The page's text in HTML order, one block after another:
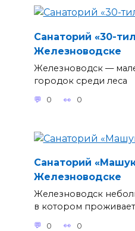
Санаторий «30-
Железноводске
Железноводск —
городок среди леса
0 0
Санаторий
Железноводске
Железноводск
в котором проживает
0 0